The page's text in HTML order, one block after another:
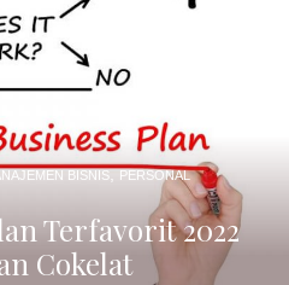
Terfavorit 2022
Cokelat
BISNIS,PERSONAL